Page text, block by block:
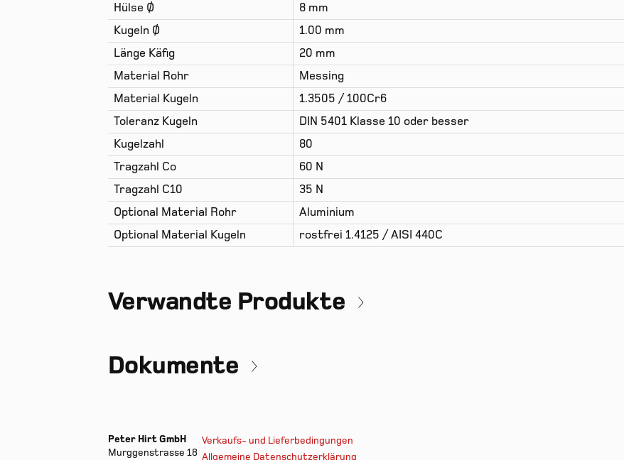
Hülse Ø
8 mm
Kugeln Ø
1.00 mm
Länge Käfig
20 mm
Material Rohr
Messing
Material Kugeln
1.3505 / 100Cr6
Toleranz Kugeln
DIN 5401 Klasse 10 oder besser
Kugelzahl
80
Tragzahl Co
60 N
Tragzahl C10
35 N
Optional Material Rohr
Aluminium
Optional Material Kugeln
rostfrei 1.4125 / AISI 440C
Verwandte Produkte
Dokumente
Peter Hirt GmbH
Murggenstrasse 18
Verkaufs- und Lieferbedingungen
Allgemeine Datenschutzerklärung